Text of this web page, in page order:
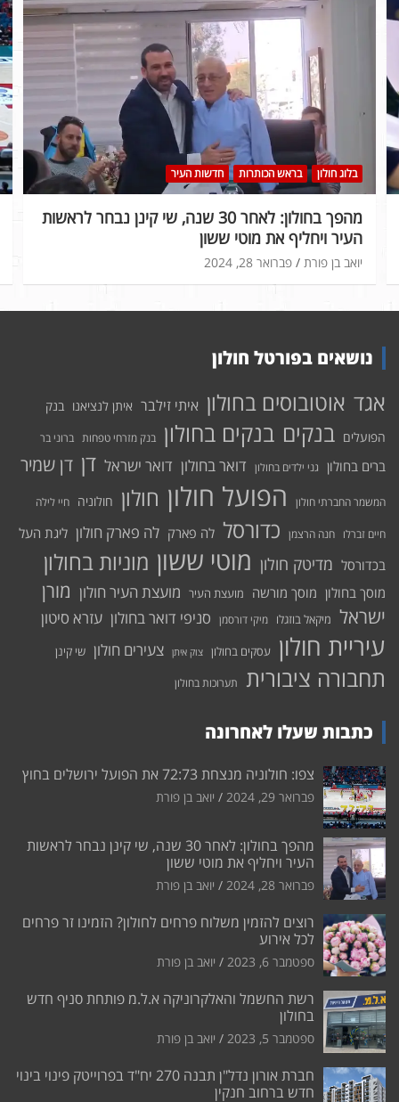
בלוג חולון בראש הכותרות חדשות העיר
מהפך בחולון: לאחר 30 שנה, שי קינן נבחר לראשות
העיר ויחליף את מוטי ששון
פברואר 28, 2024 יואב בן פורת
נושאים בפורטל חולון
אגד אוטובוסים בחולון איתי זילבר איתן לנציאנו בנק
הפועלים בנקים בנקים בחולון בנק מזרחי טפחות ברוני בר
ברים בחולון גני ילדים בחולון דואר בחולון דואר ישראל דן דן שמיר
המשמר החברתי חולון הפועל חולון חולון חולוניה חיי לילה
חיים זברלו חנה הרצמן כדורסל לה פארק לה פארק חולון ליגת העל
בכדורסל מדיטק חולון מוטי ששון מוניות בחולון
מוסך בחולון מוסך מורשה מועצת העיר מועצת העיר חולון מורן
ישראל מיקאל בוזגלו מיקי דורסמן סניפי דואר בחולון עזרא סיטון
עיריית חולון עסקים בחולון צוק איתן צעירים חולון שי קינן
תחבורה ציבורית תערוכות בחולון
כתבות שעלו לאחרונה
צפו: חולוניה מנצחת 72:73 את הפועל ירושלים בחוץ
פברואר 29, 2024 יואב בן פורת
מהפך בחולון: לאחר 30 שנה, שי קינן נבחר לראשות
העיר ויחליף את מוטי ששון
פברואר 28, 2024 יואב בן פורת
רוצים להזמין משלוח פרחים לחולון? הזמינו זר פרחים
לכל אירוע
ספטמבר 6, 2023 יואב בן פורת
רשת החשמל והאלקרוניקה א.ל.מ פותחת סניף חדש
בחולון
ספטמבר 5, 2023 יואב בן פורת
חברת אורון נדל"ן תבנה 270 יח"ד בפרוייטק פינוי בינוי
חדש ברחוב חנקין